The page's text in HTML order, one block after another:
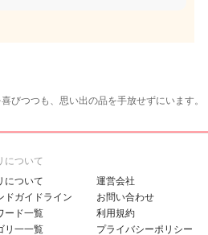
びつつも、思い出の品を手放せずにいます。
について
について
ドガイドライン
ード一覧
リ一一覧
運営会社
お問い合わせ
利用規約
プライバシーポリシー